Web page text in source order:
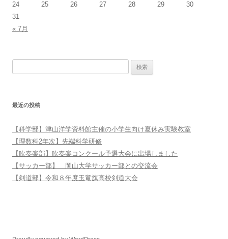
« 7月
24
25 26 27 28 29
30
31
最近の投稿
【科学部】津山洋学資料館主催の小学生向け夏休み実験教室
【理数科2年次】先端科学研修
【吹奏楽部】吹奏楽コンクール予選大会に出場しました
【サッカー部】 岡山大学サッカー部との交流会
【剣道部】令和８年度玉竜旗高校剣道大会